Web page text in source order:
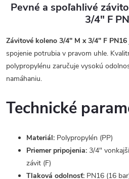
Pevné a spoľahlivé
3/4" F
Závitové koleno 3/4" M x 3/4" F PN16
spojenie potrubia v pravom uhle.
polypropylénu zaručuje vysokú
namáhaniu.
Technické
Materiál: Polypropylén (PP)
Priemer pripojenia: 3/4"
závit (F)
Tlaková odolnosť: PN16 (16